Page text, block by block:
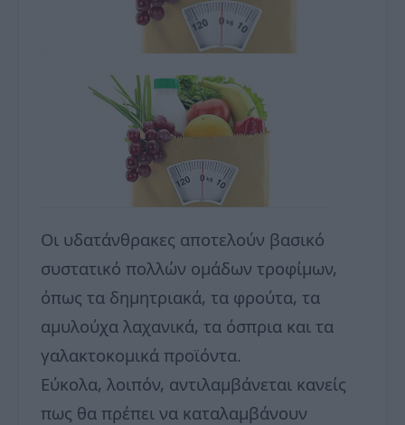
Οι υδατάνθρακες αποτελούν βασικό
συστατικό πολλών ομάδων τροφίμων,
όπως τα δημητριακά, τα φρούτα, τα
αμυλούχα λαχανικά, τα όσπρια και τα
γαλακτοκομικά προϊόντα.
Εύκολα, λοιπόν, αντιλαμβάνεται κανείς
πως θα πρέπει να καταλαμβάνουν